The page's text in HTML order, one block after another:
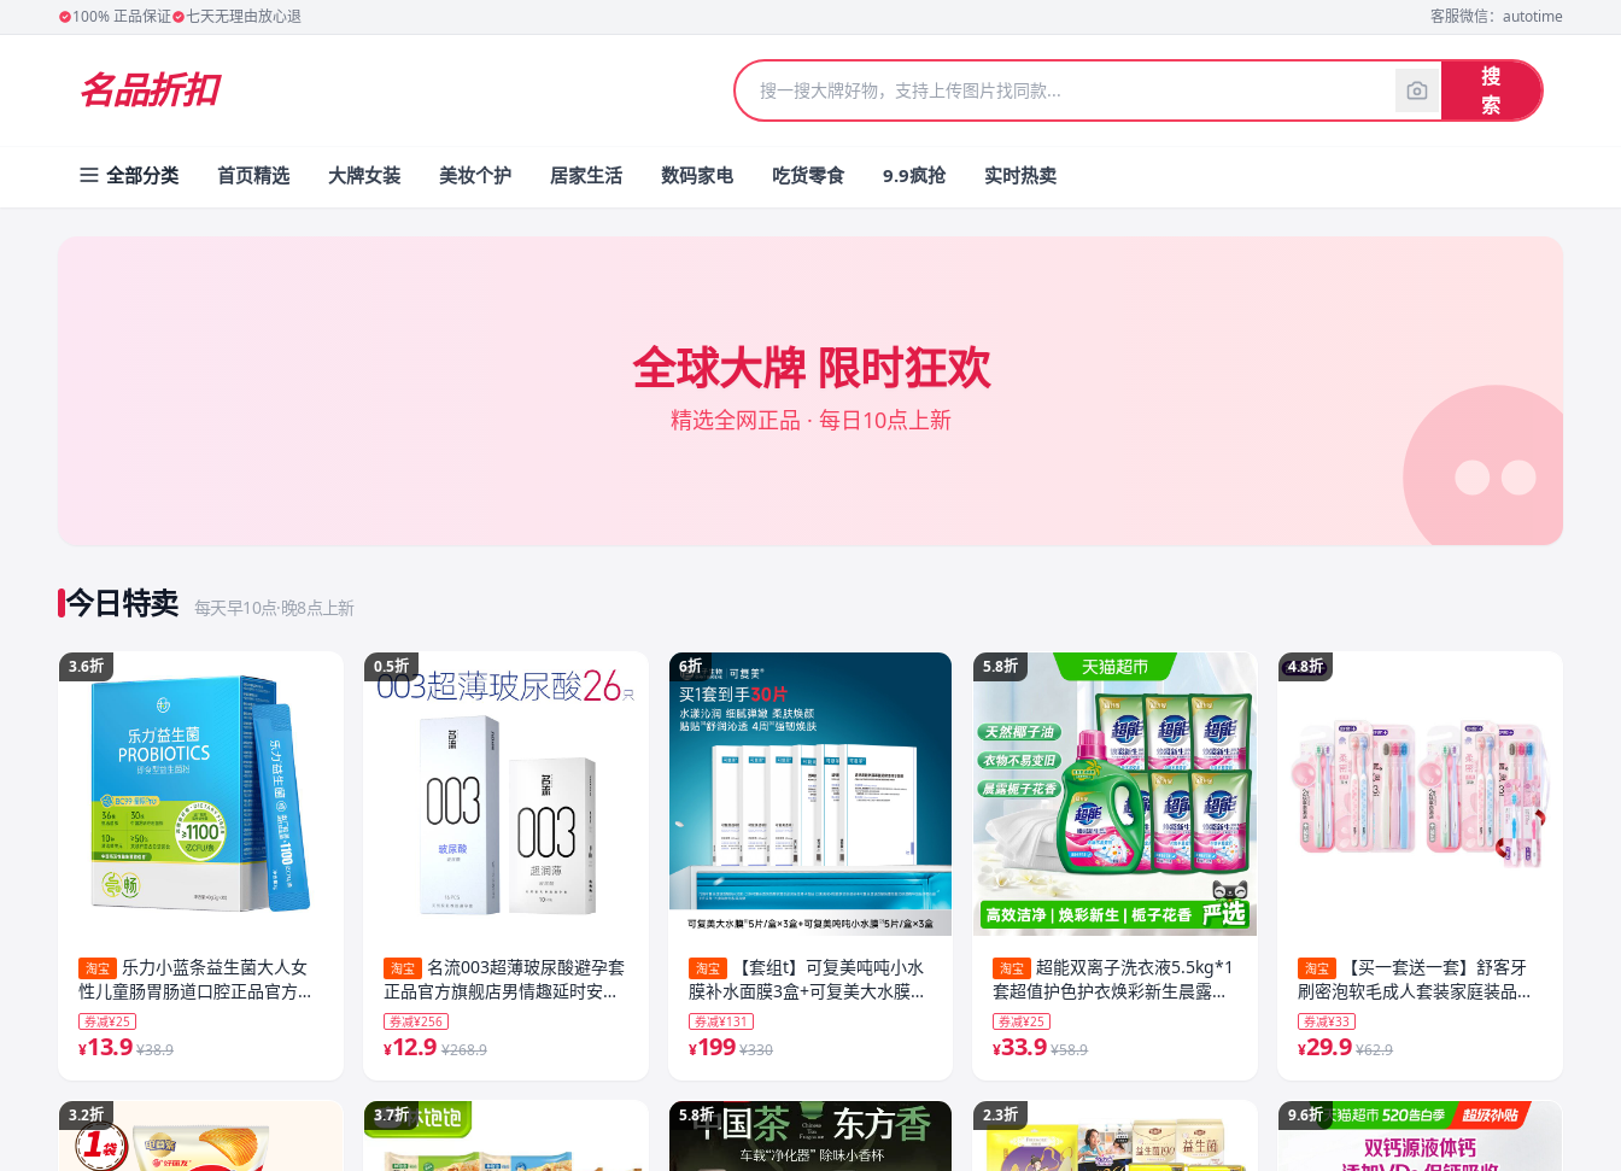
100% 正品保证 七天无理由放心退 客服微信：autotime
名品折扣
搜
索
全部分类 首页精选 大牌女装 美妆个护 居家生活 数码家电 吃货零食 9.9疯抢 实时热卖
全球大牌 限时狂欢
精选全网正品 · 每日10点上新
今日特卖 每天早10点·晚8点上新
3.6折
淘宝
乐力小蓝条益生菌大人女
性儿童肠胃肠道口腔正品官方冻
干粉益生元
券减¥25
¥13.9 ¥38.9
3.2折
0.5折
淘宝
名流003超薄玻尿酸避孕套
正品官方旗舰店男情趣延时安全
套囤货装
券减¥256
¥12.9 ¥268.9
3.7折
6折
淘宝
【套组t】可复美吨吨小水
膜补水面膜3盒+可复美大水膜水
润贴3盒
券减¥131
¥199 ¥330
5.8折
5.8折
淘宝
超能双离子洗衣液5.5kg*1
套超值护色护衣焕彩新生晨露栀
子香
券减¥25
¥33.9 ¥58.9
2.3折
4.8折
淘宝
【买一套送一套】舒客牙
刷密泡软毛成人套装家庭装品牌
官方旗舰店
券减¥33
¥29.9 ¥62.9
9.6折